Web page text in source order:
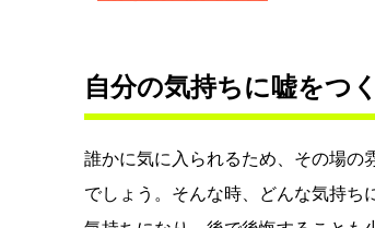
自分の気持ちに嘘をつ
誰かに気に入られるため、その場の
でしょう。そんな時、どんな気持ち